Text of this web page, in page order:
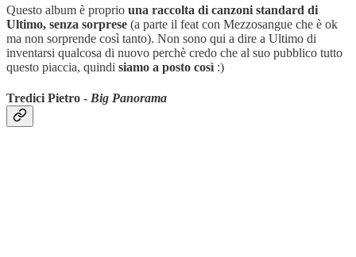
Questo album è proprio una raccolta di canzoni standard di
Ultimo, senza sorprese (a parte il feat con Mezzosangue che è ok
ma non sorprende così tanto). Non sono qui a dire a Ultimo di
inventarsi qualcosa di nuovo perchè credo che al suo pubblico tutto
questo piaccia, quindi siamo a posto così :)
Tredici Pietro - Big Panorama